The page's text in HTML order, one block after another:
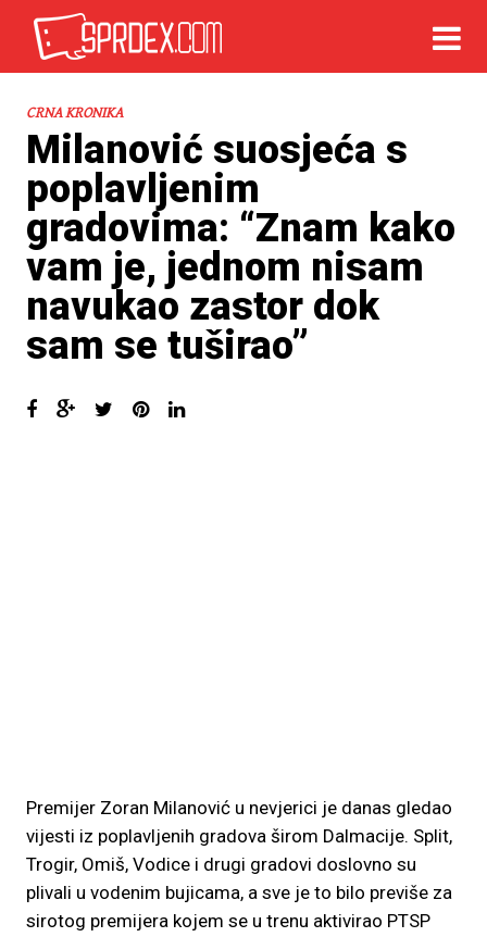
CRNA KRONIKA
Milanović suosjeća s
poplavljenim
gradovima: “Znam kako
vam je, jednom nisam
navukao zastor dok
sam se tuširao”
Premijer Zoran Milanović u nevjerici je danas gledao
vijesti iz poplavljenih gradova širom Dalmacije. Split,
Trogir, Omiš, Vodice i drugi gradovi doslovno su
plivali u vodenim bujicama, a sve je to bilo previše za
sirotog premijera kojem se u trenu aktivirao PTSP